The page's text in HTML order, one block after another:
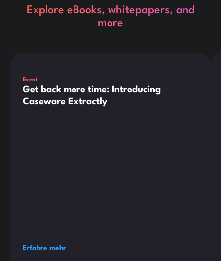
Explore eBooks, whitepapers, and
more
Event
Get back more time: Introducing
Caseware Extractly
Erfahre mehr